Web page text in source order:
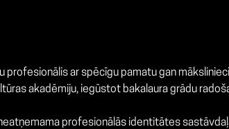
profesionālis ar spēcīgu pamatu gan
akadēmiju, iegūstot bakalaura grādu
profesionālās identitātes